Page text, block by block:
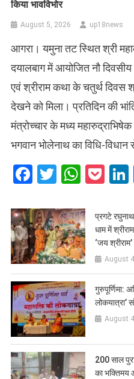
किया भावविभोर
August 5, 2026 up18news
आगरा। यमुना तट स्थित श्री
दयालबाग में आयोजित नौ
एवं श्रीराम कथा के चतुर्थ दिवस
देखने को मिला। प्रतिदिन की
मंत्रोच्चार के मध्य
भगवान भोलेनाथ का विधि-विधान
Facebook
Twitter
प्रगटे
धाम में
‘जय
August
गुरुपूर्णिमा:
लोकयात्रा’
August
200 साल
का भक्तिमय